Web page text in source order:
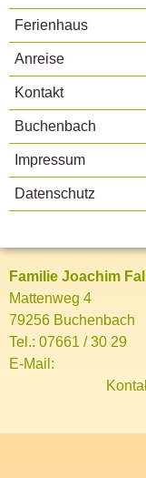
Ferienhaus
Anreise
Kontakt
Buchenbach
Impressum
Datenschutz
Familie Joachim
Mattenweg 4
79256 Buchenbach
Tel.: 07661 / 30 29
E-Mail: